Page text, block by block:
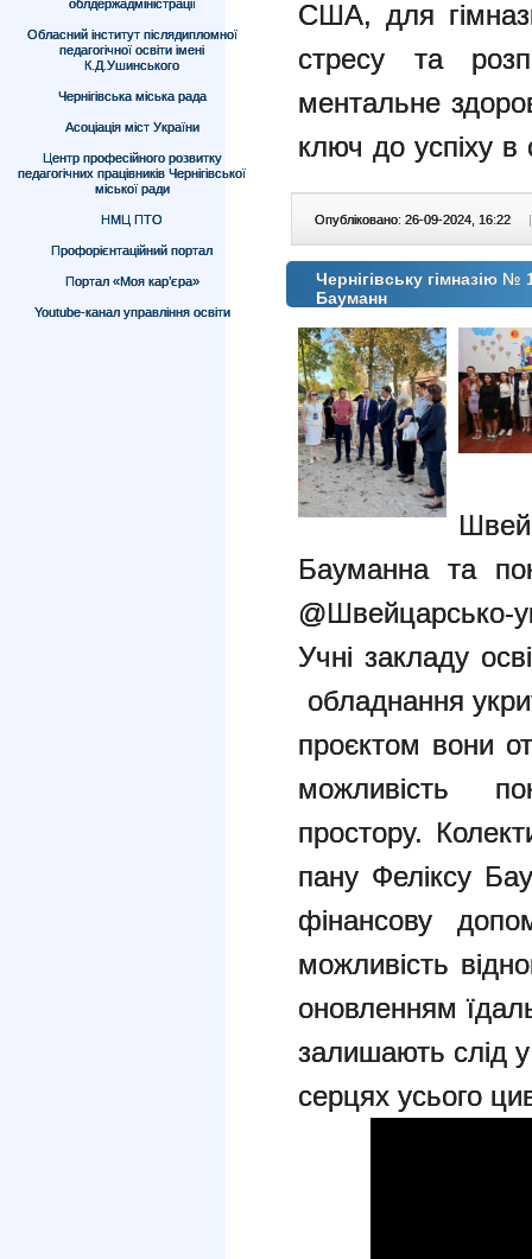
облдержадміністрації
Обласний інститут післядипломної
педагогічної освіти імені
К.Д.Ушинського
Чернігівська міська рада
Асоціація міст України
Центр професійного розвитку
педагогічних працівників Чернігівської
міської ради
НМЦ ПТО
Профорієнтаційний портал
Портал «Моя кар’єра»
Youtube-канал управління освіти
США, для
стресу та
ментальне
ключ до успіху в
Опубліковано: 26-09-2024, 16:22 |
Чернігівську гімназію №
Бауманн
Бауманна та
@Швейцарсько-
Учні закладу
обладнання
проєктом вони
можливість
простору.
пану Феліксу
фінансову
можливість
оновленням
залишають слід у
серцях усього